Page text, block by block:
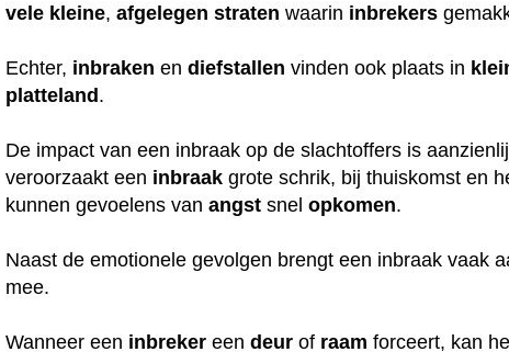
vele kleine,afgelegen straten waarin inbrekers
Echter, inbraken endiefstallen vinden ook plaats in
platteland.
De impact van een inbraak op de slachtoffers is
veroorzaakt een inbraak grote schrik, bij thuiskomst en
kunnen gevoelens vanangst snelopkomen.
Naast de emotionele gevolgen brengt een inbraak vaak
mee.
Wanneer een inbreker eendeur of raam forceert, kan